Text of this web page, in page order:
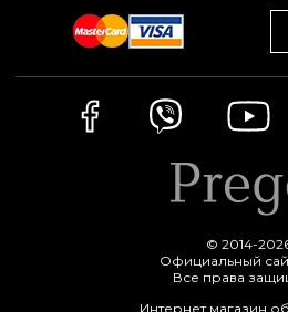
© 2014-
Официальный
Все права
Интернет магазин